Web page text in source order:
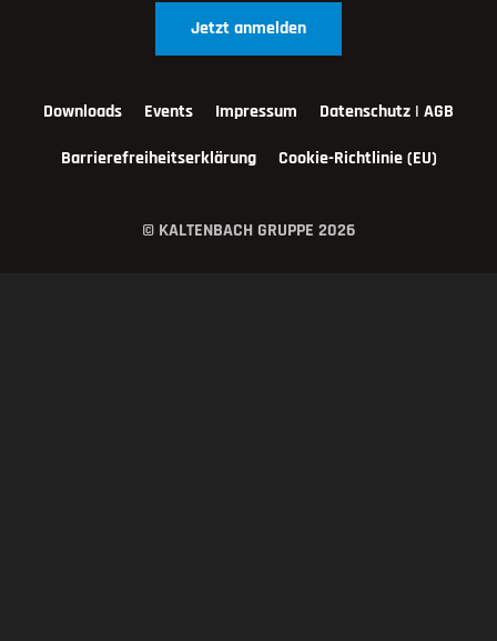
Jetzt anmelden
Downloads Events Impressum
Datenschutz | AGB
Barrierefreiheitserklärung
Cookie-Richtlinie (EU)
© KALTENBACH GRUPPE 2026